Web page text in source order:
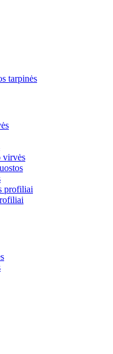
tarpinės
virvės
profiliai